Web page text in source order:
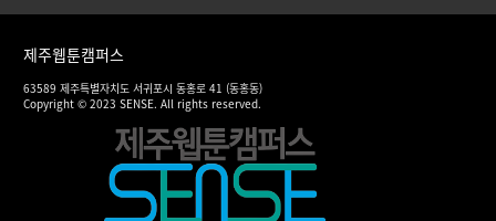
제주웹툰캠퍼스
63589 제주특별자치도 서귀포시 동홍로 41 (동홍동)
Copyright © 2023 SENSE. All rights reserved.